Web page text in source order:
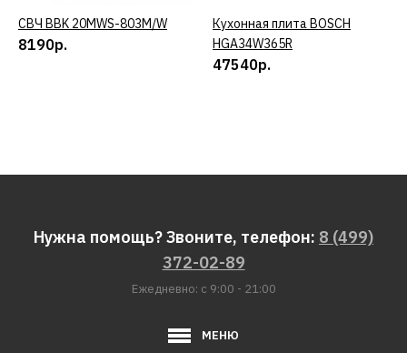
КУПИТЬ
СВЧ BBK 20MWS-803M/W
8190р.
КУПИТЬ
Кухонная плита BOSCH
HGA34W365R
47540р.
Нужна помощь? Звоните, телефон: 8 (499)
372-02-89
Ежедневно: с 9:00 - 21:00
МЕНЮ